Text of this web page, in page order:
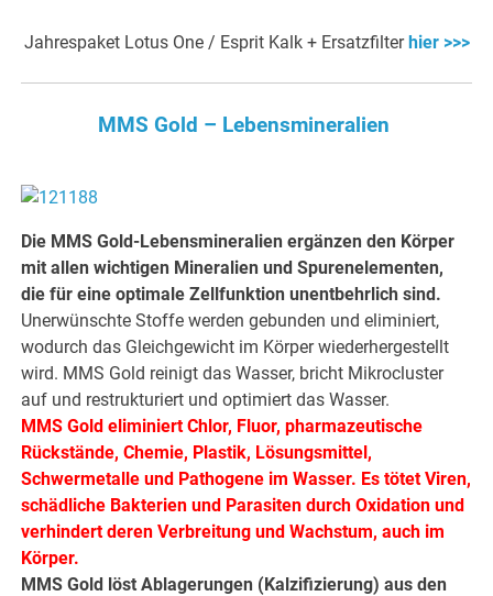
Jahrespaket Lotus One / Esprit Kalk + Ersatzfilterhier >>>
MMS Gold – Lebensmineralien
Die MMS Gold-Lebensmineralien ergänzen den Körper
mit allen wichtigen Mineralien und Spurenelementen,
die für eine optimale Zellfunktion unentbehrlich sind.
Unerwünschte Stoffe werden gebunden und eliminiert,
wodurch das Gleichgewicht im Körper wiederhergestellt
wird. MMS Gold reinigt das Wasser, bricht Mikrocluster
auf und restrukturiert und optimiert das Wasser.
MMS Gold eliminiert Chlor, Fluor, pharmazeutische
Rückstände, Chemie, Plastik, Lösungsmittel,
Schwermetalle und Pathogene im Wasser. Es tötet Viren,
schädliche Bakterien und Parasiten durch Oxidation und
verhindert deren Verbreitung und Wachstum, auch im
Körper.
MMS Gold löst Ablagerungen (Kalzifizierung) aus den